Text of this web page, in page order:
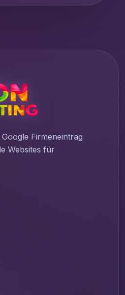
Google Firmeneintrag
Websites für